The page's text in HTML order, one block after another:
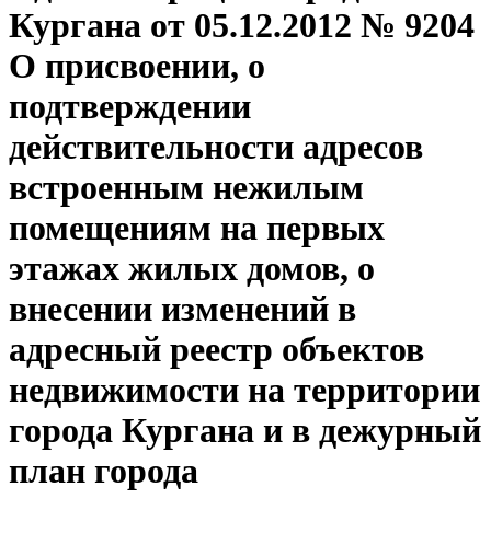
Кургана от 05.12.2012 № 9204
О присвоении, о
подтверждении
действительности адресов
встроенным нежилым
помещениям на первых
этажах жилых домов, о
внесении изменений в
адресный реестр объектов
недвижимости на территории
города Кургана и в дежурный
план города